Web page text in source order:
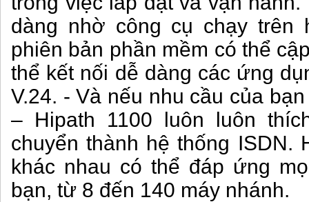
dàng nhờ công cụ chạy trên
phiên bản phần mềm có thể
thể kết nối dễ dàng các ứng
V.24. - Và nếu nhu cầu của
– Hipath 1100 luôn luôn
chuyển thành hệ thống ISDN.
khác nhau có thể đáp ứng
bạn, từ 8 đến 140 máy nhánh.